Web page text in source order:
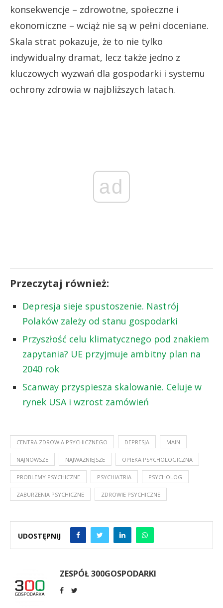
konsekwencje – zdrowotne, społeczne i
ekonomiczne – wciąż nie są w pełni doceniane.
Skala strat pokazuje, że to nie tylko
indywidualny dramat, lecz także jedno z
kluczowych wyzwań dla gospodarki i systemu
ochrony zdrowia w najbliższych latach.
ad
Przeczytaj również:
Depresja sieje spustoszenie. Nastrój
Polaków zależy od stanu gospodarki
Przyszłość celu klimatycznego pod znakiem
zapytania? UE przyjmuje ambitny plan na
2040 rok
Scanway przyspiesza skalowanie. Celuje w
rynek USA i wzrost zamówień
CENTRA ZDROWIA PSYCHICZNEGO DEPRESJA MAIN
NAJNOWSZE NAJWAŻNIEJSZE OPIEKA PSYCHOLOGICZNA
PROBLEMY PSYCHICZNE PSYCHIATRIA PSYCHOLOG
ZABURZENIA PSYCHICZNE ZDROWIE PSYCHICZNE
UDOSTĘPNIJ
ZESPÓŁ 300GOSPODARKI